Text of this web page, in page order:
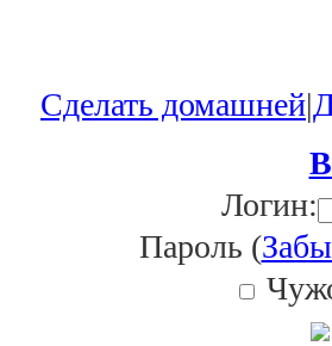
Сделать домашней|
Логин:
Пароль (